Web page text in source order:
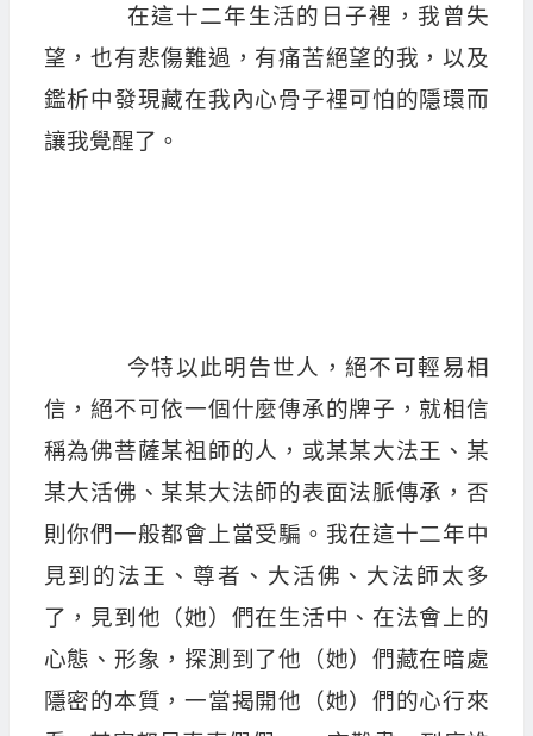
在這十二年生活的日子裡，我曾失
望，也有悲傷難過，有痛苦絕望的我，以及
鑑析中發現藏在我內心骨子裡可怕的隱環而
讓我覺醒了。
今特以此明告世人，絕不可輕易相
信，絕不可依一個什麼傳承的牌子，就相信
稱為佛菩薩某祖師的人，或某某大法王、某
某大活佛、某某大法師的表面法脈傳承，否
則你們一般都會上當受騙。我在這十二年中
見到的法王、尊者、大活佛、大法師太多
了，見到他（她）們在生活中、在法會上的
心態、形象，探測到了他（她）們藏在暗處
隱密的本質，一當揭開他（她）們的心行來